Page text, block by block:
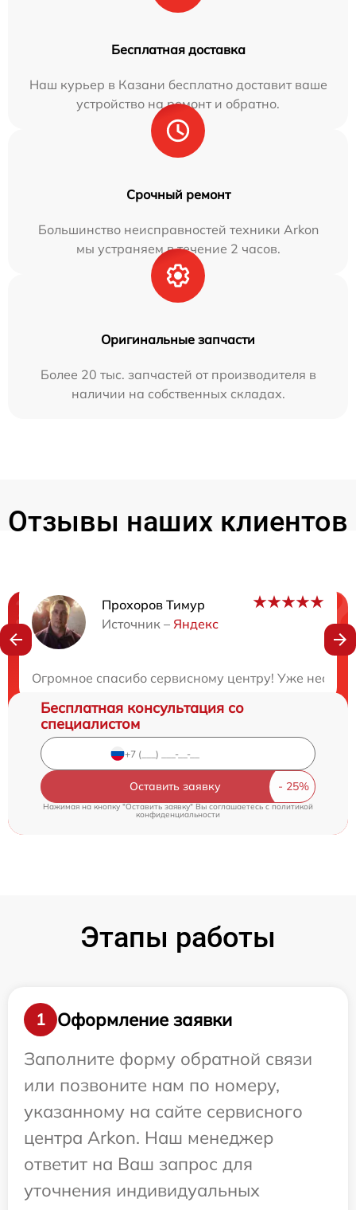
Бесплатная доставка
Наш курьер в Казани бесплатно доставит ваше
устройство на ремонт и обратно.
Срочный ремонт
Большинство неисправностей техники Arkon
мы устраняем в течение 2 часов.
Оригинальные запчасти
Более 20 тыс. запчастей от производителя в
наличии на собственных складах.
Отзывы наших клиентов
Прохоров Тимур
Источник – Яндекс
Огромное спасибо сервисному центру! Уже
Нужна консультация?
Бесплатная консультация со
специалистом
Оставить заявку
Нажимая на кнопку "Оставить заявку" Вы соглашаетесь c политикой
конфиденциальности
Этапы работы
1
Оформление заявки
Заполните форму обратной связи
или позвоните нам по номеру,
указанному на сайте сервисного
центра Arkon. Наш менеджер
ответит на Ваш запрос для
уточнения индивидуальных